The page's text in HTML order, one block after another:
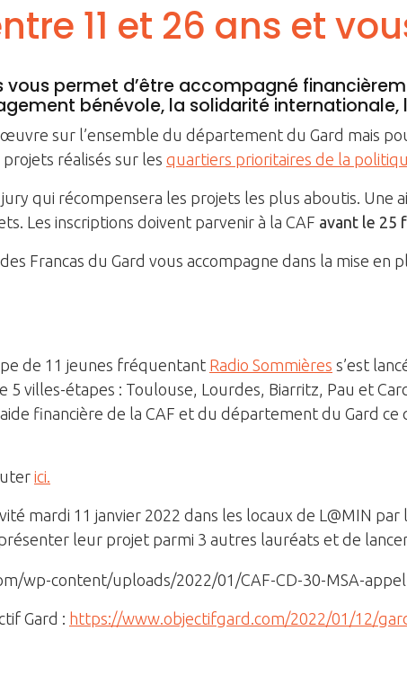
11 et 26 ans et
vous permet d’être accompagné
bénévole, la solidarité
sur l’ensemble du département du Gard mais
réalisés sur les quartiers prioritaires de la
qui récompensera les projets les plus aboutis. Une
Les inscriptions doivent parvenir à la CAF avant le 25
Francas du Gard vous accompagne dans la mise
de 11 jeunes fréquentant Radio Sommières s’est
villes-étapes : Toulouse, Lourdes, Biarritz, Pau et
financière de la CAF et du département du Gard
ici.
mardi 11 janvier 2022 dans les locaux de L@MIN
leur projet parmi 3 autres lauréats et de
Gard : https://www.objectifgard.com/2022/01/12/